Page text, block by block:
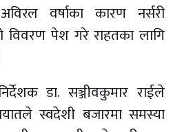
वर्षाका कारण नर्सरी
विवरण पेश गरे राहतका लागि
डा. सञ्जीवकुमार राईले
स्वदेशी बजारमा समस्या